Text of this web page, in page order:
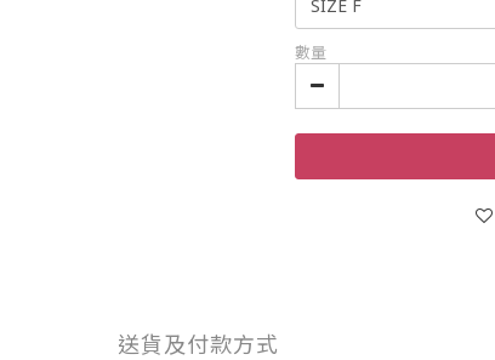
數量
送貨及付款方式